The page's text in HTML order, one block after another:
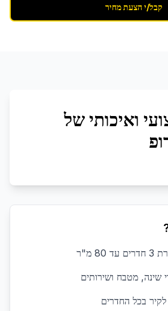
קבל/י הצעת מחיר
ואיכותי של
מ"ר
בכל החדרים